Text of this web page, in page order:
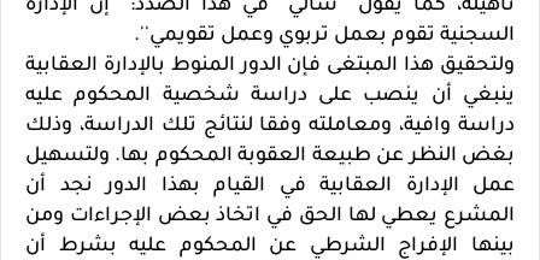
تأهيله، كما يقول ''سالي'' في هذا الصدد: ''إن الإدارة
السجنية تقوم بعمل تربوي وعمل تقويمي''.
ولتحقيق هذا المبتغى فإن الدور المنوط بالإدارة العقابية
ينبغي أن ينصب على دراسة شخصية المحكوم عليه
دراسة وافية، ومعاملته وفقا لنتائج تلك الدراسة، وذلك
بغض النظر عن طبيعة العقوبة المحكوم بها. ولتسهيل
عمل الإدارة العقابية في القيام بهذا الدور نجد أن
المشرع يعطي لها الحق في اتخاذ بعض الإجراءات ومن
بينها الإفراج الشرطي عن المحكوم عليه بشرط أن